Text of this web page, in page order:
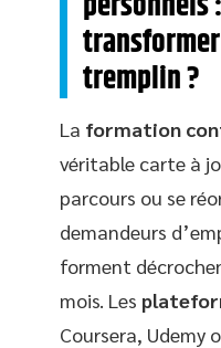
tremplin ?
La formation
véritable carte à
parcours ou se
demandeurs
forment
mois. Les
Coursera, Udemy